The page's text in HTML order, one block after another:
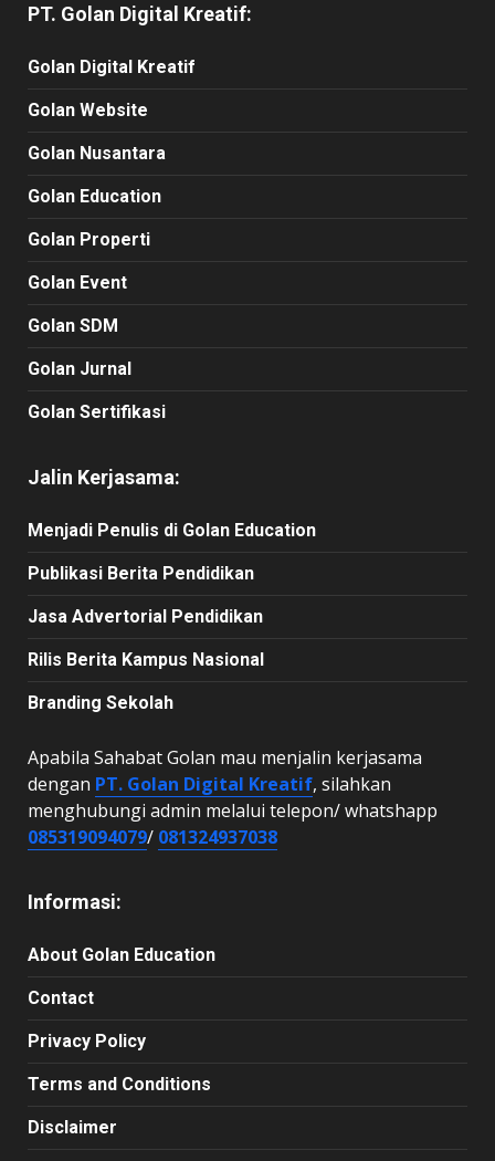
PT. Golan Digital Kreatif:
Golan Digital Kreatif
Golan Website
Golan Nusantara
Golan Education
Golan Properti
Golan Event
Golan SDM
Golan Jurnal
Golan Sertifikasi
Jalin Kerjasama:
Menjadi Penulis di Golan Education
Publikasi Berita Pendidikan
Jasa Advertorial Pendidikan
Rilis Berita Kampus Nasional
Branding Sekolah
Apabila Sahabat Golan mau menjalin kerjasama
dengan PT. Golan Digital Kreatif, silahkan
menghubungi admin melalui telepon/ whatshapp
085319094079/ 081324937038
Informasi:
About Golan Education
Contact
Privacy Policy
Terms and Conditions
Disclaimer